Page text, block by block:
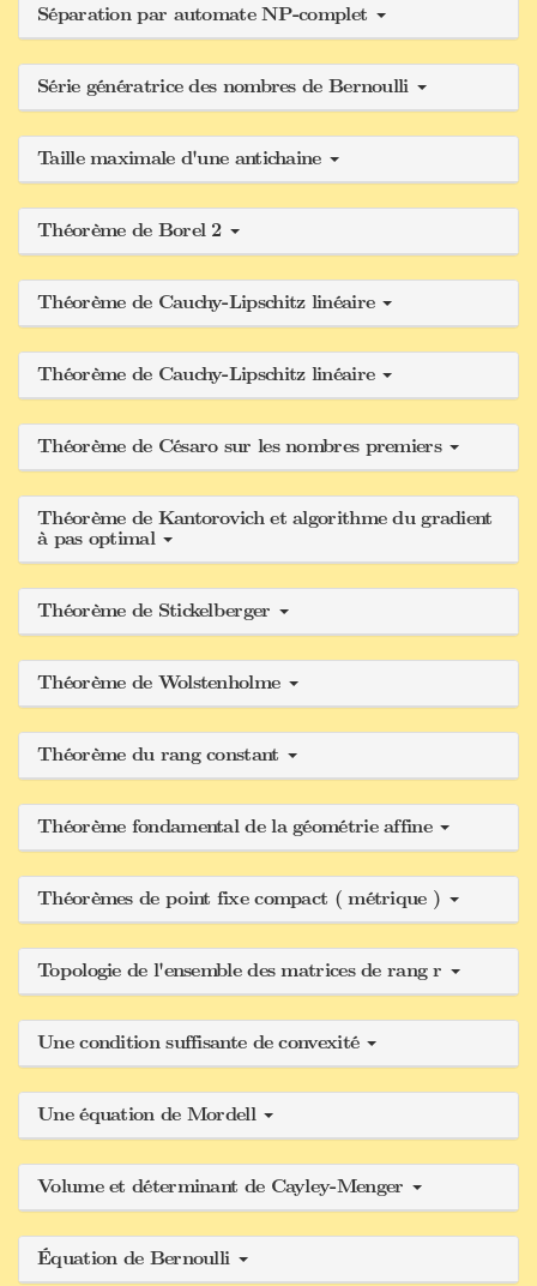
Séparation par automate NP-complet
Série génératrice des nombres de Bernoulli
Taille maximale d'une antichaine
Théorème de Borel 2
Théorème de Cauchy-Lipschitz linéaire
Théorème de Cauchy-Lipschitz linéaire
Théorème de Césaro sur les nombres premiers
Théorème de Kantorovich et algorithme du gradient
à pas optimal
Théorème de Stickelberger
Théorème de Wolstenholme
Théorème du rang constant
Théorème fondamental de la géométrie affine
Théorèmes de point fixe compact ( métrique )
Topologie de l'ensemble des matrices de rang r
Une condition suffisante de convexité
Une équation de Mordell
Volume et déterminant de Cayley-Menger
Équation de Bernoulli